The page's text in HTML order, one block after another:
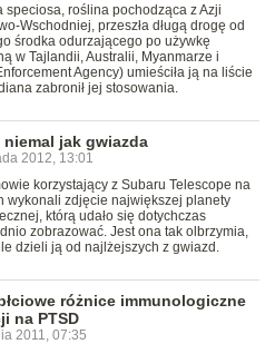
speciosa, roślina pochodząca z Azji
Wschodniej, przeszła długą drogę od
środka odurzającego po używkę
w Tajlandii, Australii, Myanmarze i
Agency) umieściła ją na liście
zabronił jej stosowania.
niemal jak gwiazda
2012, 13:01
korzystający z Subaru Telescope na
wykonali zdjęcie największej planety
którą udało się dotychczas
zobrazować. Jest ona tak olbrzymia,
dzieli ją od najlżejszych z gwiazd.
różnice immunologiczne
na PTSD
2011, 07:35